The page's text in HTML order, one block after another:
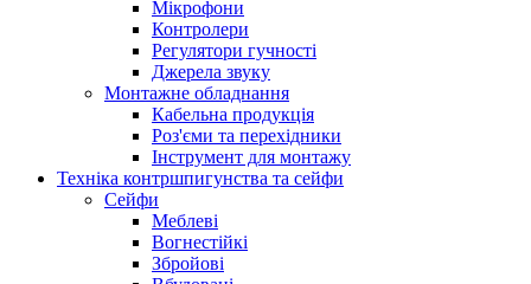
Мікрофони
Контролери
Регулятори гучності
Джерела звуку
Монтажне обладнання
Кабельна продукція
Роз'єми та перехідники
Інструмент для монтажу
Техніка контршпигунства та сейфи
Сейфи
Меблеві
Вогнестійкі
Збройові